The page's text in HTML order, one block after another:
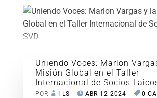
Uniendo Voces: Marlon
Misión Global en el Taller
Internacional de Socios
POR I LS ABR 12 2024
0